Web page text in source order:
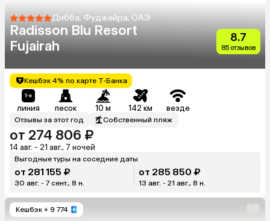
Дибба, Фуджейра, ОАЭ
Radisson Blu Resort
Fujairah
8.7
85 отзывов
Кешбэк 4% по карте Т-Банка
линия песок 10 м 142 км везде
Отзывы за этот год Собственный пляж
от 274 806 ₽
14 авг. - 21 авг., 7 ночей
Выгодные туры на соседние даты
от 281 155 ₽
30 авг. - 7 сент., 8 н.
от 285 850 ₽
13 авг. - 21 авг., 8 н.
Кешбэк + 9 774